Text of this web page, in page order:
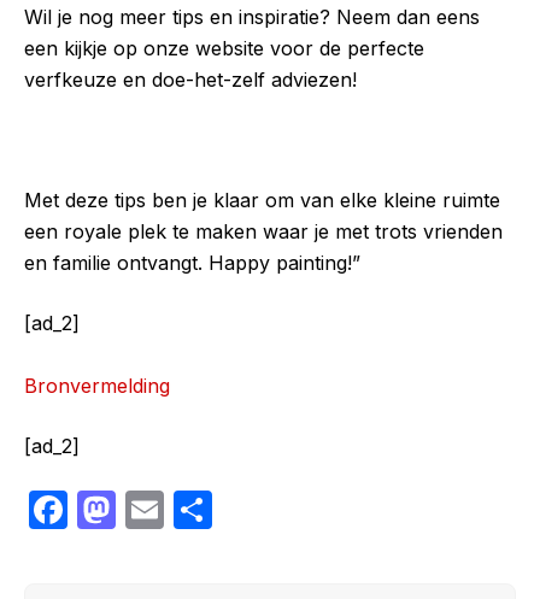
Wil je nog meer tips en inspiratie? Neem dan eens
een kijkje op onze website voor de perfecte
verfkeuze en doe-het-zelf adviezen!
Met deze tips ben je klaar om van elke kleine ruimte
een royale plek te maken waar je met trots vrienden
en familie ontvangt. Happy painting!”
[ad_2]
Bronvermelding
[ad_2]
F
M E